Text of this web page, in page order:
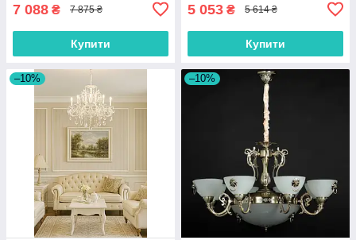
7 088 ₴ 7 875 ₴
Купити
5 053 ₴ 5 614 ₴
Купити
–10% –10%